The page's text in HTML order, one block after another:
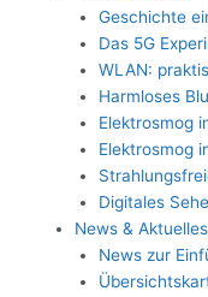
Geschichte
Das 5G
WLAN:
Harmloses
Elektrosmog
Elektrosmog
Digitales
News & Aktuelles
News zur